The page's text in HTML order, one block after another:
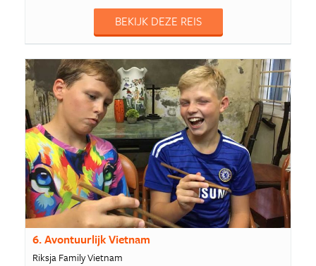
BEKIJK DEZE REIS
6. Avontuurlijk Vietnam
Riksja Family Vietnam